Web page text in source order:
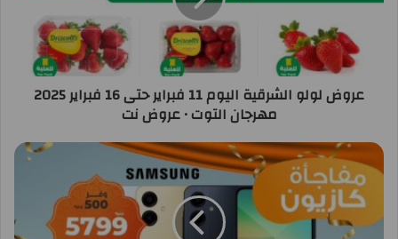
عروض لولو الشرقية اليوم 11 فبراير حتى 16 فبراير 2025
مهرجان التوت • عروض نت